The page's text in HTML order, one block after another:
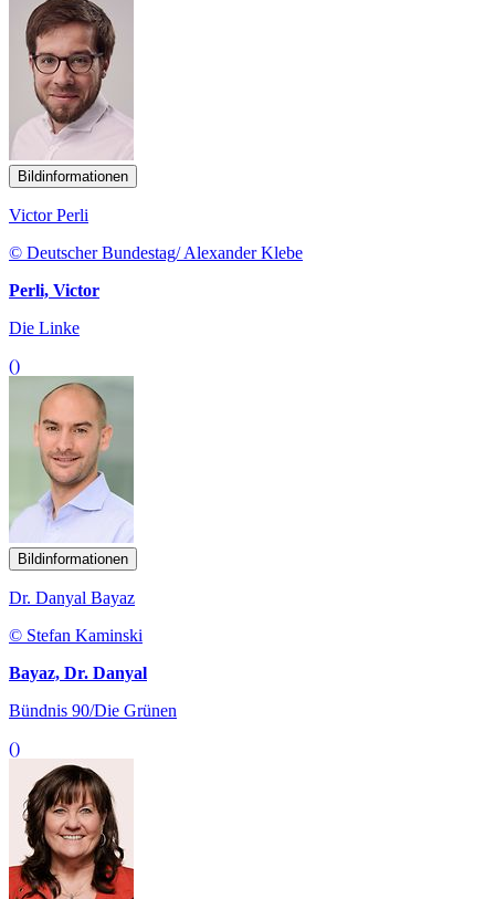
Bildinformationen
Victor Perli
© Deutscher Bundestag/ Alexander Klebe
Perli, Victor
Die Linke
()
Bildinformationen
Dr. Danyal Bayaz
© Stefan Kaminski
Bayaz, Dr. Danyal
Bündnis 90/Die Grünen
()